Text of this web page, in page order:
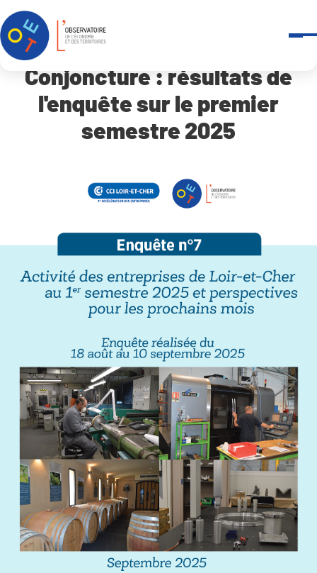
Accueil
Conjoncture : résultats de l’enquête sur le premier semestre
Conjoncture : résultats de
l'enquête sur le premier
semestre 2025